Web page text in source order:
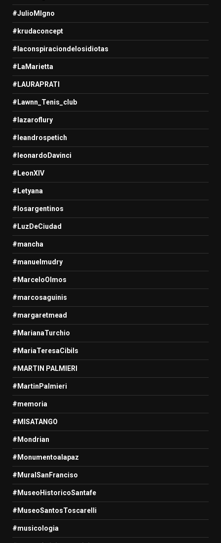
#JulioMIgno
#krudaconcept
#laconspiraciondelosidiotas
#LaMarietta
#LAURAPRATI
#Lawnn_Tenis_club
#lazaroflury
#leandrospetich
#leonardoDavinci
#LeonXIV
#Letyana
#losargentinos
#LuzDeCiudad
#mancha
#manuelmudry
#MarceloOlmos
#marcosaguinis
#margaretmead
#MarianaTurchio
#MariaTeresaCibils
#MARTIN PALMIERI
#MartinPalmieri
#memoria
#MISATANGO
#Mondrian
#Monumentoalapaz
#MuralSanFranciso
#MuseoHistoricoSantafe
#MuseoSantosToscarelli
#musicologia